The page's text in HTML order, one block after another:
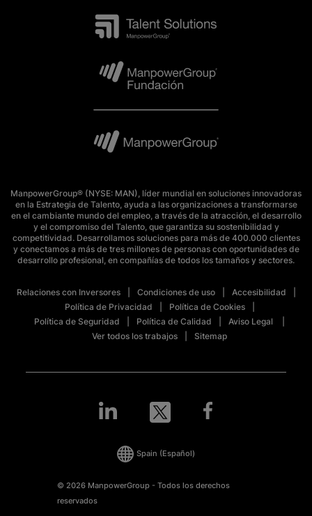
ManpowerGroup® (NYSE: MAN), líder mundial en soluciones innovadoras
en la Estrategia de Talento, ayuda a las organizaciones a transformarse
en el cambiante mundo del empleo, a través de la atracción, el desarrollo
y el compromiso del Talento, que garantiza su sostenibilidad y
competitividad. Desarrollamos soluciones para más de 400.000 clientes
y conectamos a más de tres millones de personas con oportunidades de
desarrollo profesional, en compañías de todos los tamaños y sectores.
Relaciones con Inversores Condiciones de uso
Accesibilidad
Política de Privacidad
Política de Cookies
Política de Seguridad
Política de Calidad
Aviso Legal
Ver todos los trabajos
Sitemap
© 2026 ManpowerGroup - Todos los derechos
reservados
Spain (Español)